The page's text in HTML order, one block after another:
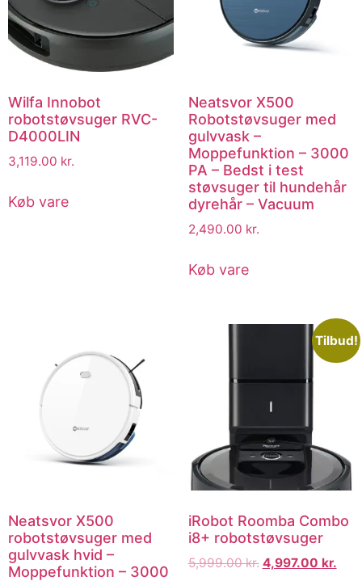
Wilfa Innobot
robotstøvsuger RVC-
D4000LIN
3,119.00 kr.
Køb vare
Neatsvor X500
Robotstøvsuger med
gulvvask –
Moppefunktion – 3000
PA – Bedst i test
støvsuger til hundehår
dyrehår – Vacuum
2,490.00 kr.
Køb vare
Neatsvor X500
robotstøvsuger med
gulvvask hvid –
Moppefunktion – 3000
Tilbud!
iRobot Roomba Combo
i8+ robotstøvsuger
5,999.00kr. 4,997.00 kr.